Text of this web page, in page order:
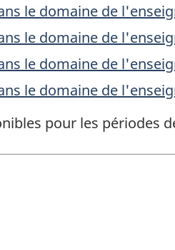
le domaine de
le domaine de
le domaine de
le domaine de
pour les périodes